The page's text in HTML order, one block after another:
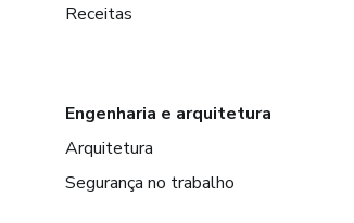
Receitas
Engenharia e arquitetura
Arquitetura
Segurança no trabalho